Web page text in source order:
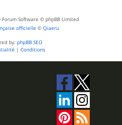
Forum Software © phpBB Limited
officielle © Qiaeru
by: phpBB SEO
| Conditions